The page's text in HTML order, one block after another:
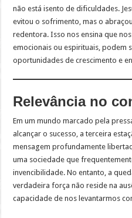
não está isento de dificuldades.
evitou o sofrimento, mas o
redentora. Isso nos ensina que
emocionais ou espirituais, podem
oportunidades de crescimento e
Relevância no
Em um mundo marcado pela
alcançar o sucesso, a terceira
mensagem profundamente
uma sociedade que
invencibilidade. No entanto, a
verdadeira força não reside na
capacidade de nos levantarmos